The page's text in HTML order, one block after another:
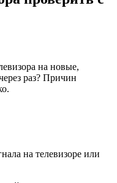
на новые,
раз? Причин
на телевизоре или